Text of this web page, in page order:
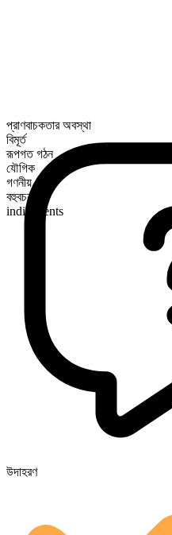
প্রাণবাচকতার অবস্থা
বিমূর্ত
রূপগত গঠন
যৌগিক
গণনীয়
বহুবচন রূপ
indictments
উদাহরণ